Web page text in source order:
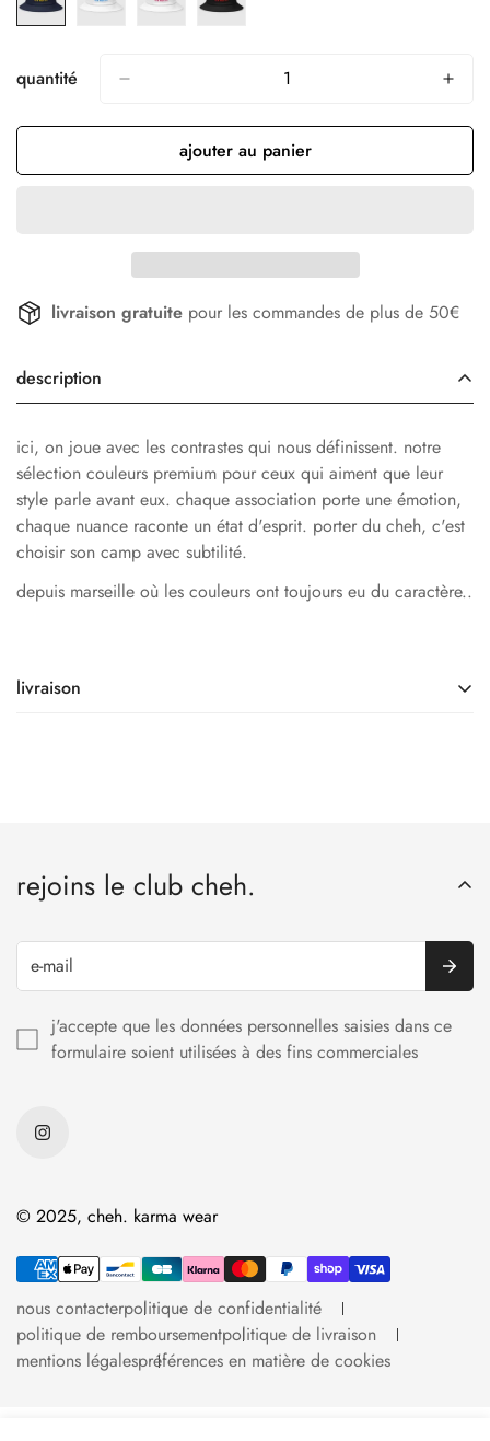
quantité
ajouter au panier
livraison gratuite pour les commandes de plus de 50€
description
ici, on joue avec les contrastes qui nous définissent. notre
sélection couleurs premium pour ceux qui aiment que leur
style parle avant eux. chaque association porte une émotion,
chaque nuance raconte un état d'esprit. porter du cheh, c'est
choisir son camp avec subtilité.
depuis marseille où les couleurs ont toujours eu du caractère..
livraison
ton "cheh." n'en sera que plus spécial – et ton karma n'en
les délais :
livraison : 6 à 10 jours ouvrés pour que ça arrive chez toi
rejoins le club cheh.
j'accepte que les données personnelles saisies dans ce
formulaire soient utilisées à des fins commerciales
© 2025, cheh. karma wear
nous contacterpolitique de confidentialité
politique de remboursementpolitique de livraison
mentions légalespréférences en matière de cookies